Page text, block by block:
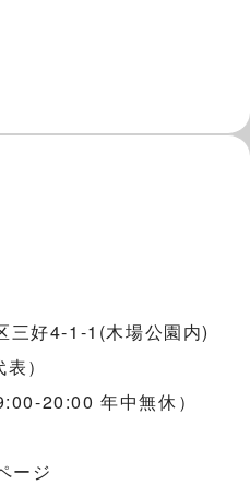
三好4-1-1(木場公園内)
）
20:00 年中無休）
ージ